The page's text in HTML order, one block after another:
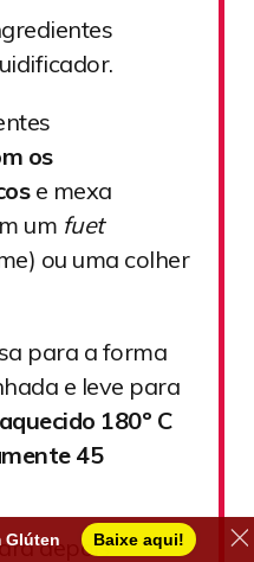
os
e mexa
um fuet
ou uma colher
para a forma
e leve para
180º C
45
depois
Glúten Baixe aqui!